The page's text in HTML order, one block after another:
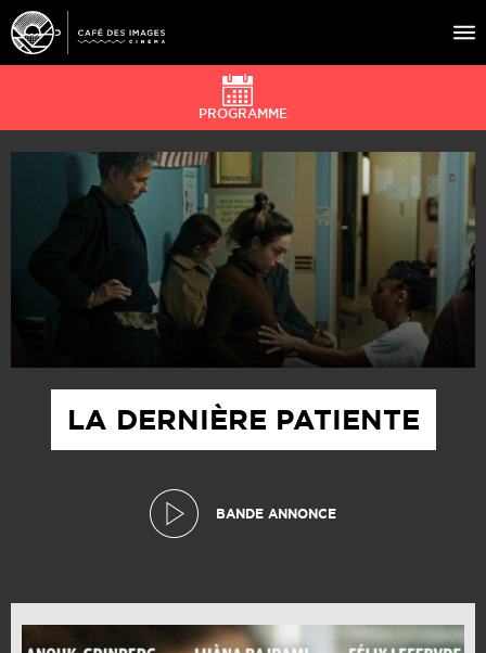
À L’AFFICHE
ÉVÉNEMENTS
CAFÉ DU CINÉ
PRATIQUE
ÉDUCATION AUX IMAGES
LA DERNIÈRE PATIENTE
BANDE ANNONCE
PROGRAMME